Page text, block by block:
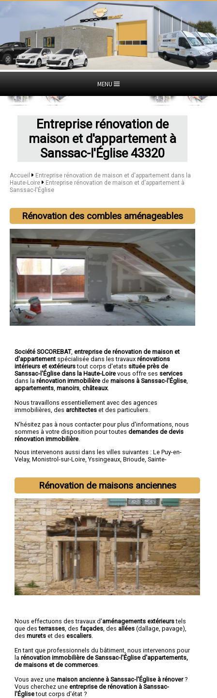
MENU
Entreprise rénovation de
maison et d'appartement à
Sanssac-l'Église 43320
Accueil
Entreprise rénovation de maison et d'appartement dans la
Haute-Loire
Entreprise rénovation de maison et d'appartement à
Sanssac-l'Église
Rénovation des combles aménageables
Société SOCOREBAT, entreprise de rénovation de maison et
d'appartement spécialisée dans les travaux rénovations
intérieurs et extérieurstout corps d'etats située près de
Sanssac-l'Église dans la Haute-Loire vous offre ses services
dans la rénovation immobilière de maisons à Sanssac-l'Église
appartements manoirs châteaux.
Nous travaillons essentiellement avec des agences
immobilières, des architectes et des particuliers.
N'hésitez pas à nous contacter pour plus d'informations, nous
sommes à votre disposition pour toutes demandes de devis
rénovation immobilière
Nous intervenons aussi dans les villes suivantes : Le Puy-en-
Velay, Monistrol-sur-Loire, Yssingeaux, Brioude, Sainte-
Rénovation de maisons anciennes
Nous effectuons des travaux d'aménagements extérieurstels
que desterrasses , des façades , des allées (dallage, pavage),
des murets et des escaliers
En tant que professionnels du bâtiment, nous intervenons pour
la rénovation immobilière de Sanssac-l'Église d'appartements,
de maisons et de commerces
Vous avez une maison ancienne à Sanssac-l'Église à rénover?
Vous cherchez une entreprise de rénovation à Sanssac-
l'Églisetout corps d'état ?